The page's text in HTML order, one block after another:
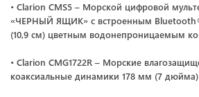
• Clarion CMS5 – Морской цифровой
«ЧЕРНЫЙ ЯЩИК» с встроенным
(10,9 см) цветным водонепроницаемым
• Clarion CMG1722R – Морские
коаксиальные динамики 178 мм (7